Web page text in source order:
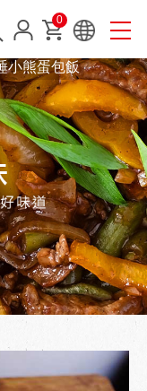
0
小熊蛋包飯